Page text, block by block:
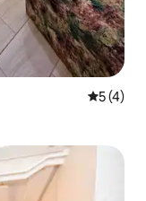
平均评分
5 (4)